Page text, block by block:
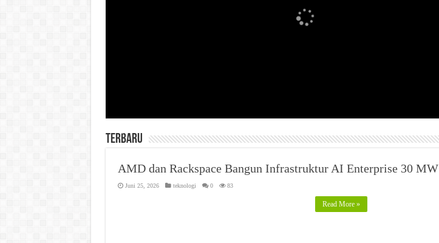
Terbaru
AMD dan Rackspace Bangun Infrastruktur AI Enterprise 30 MW
Juni 25, 2026 teknologi 0 83
Read More »